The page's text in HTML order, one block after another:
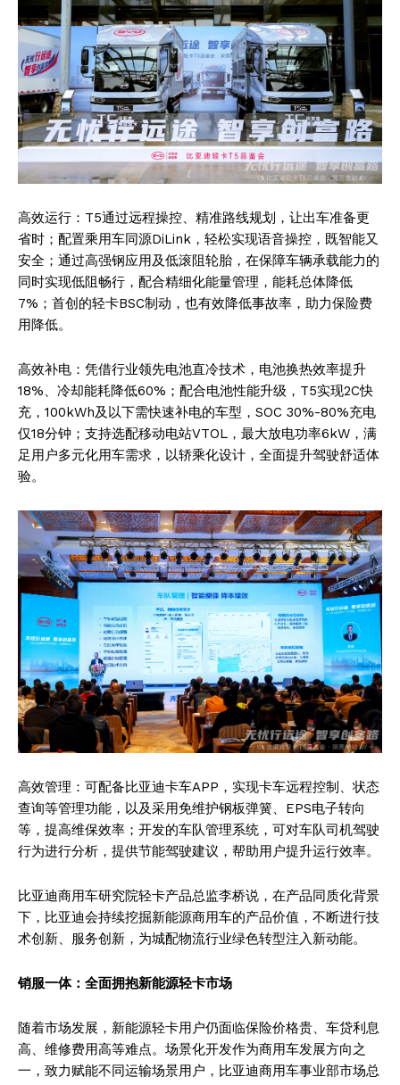
高效运行：T5通过远程操控、精准路线规划，让出车准备更
省时；配置乘用车同源DiLink，轻松实现语音操控，既智能又
安全；通过高强钢应用及低滚阻轮胎，在保障车辆承载能力的
同时实现低阻畅行，配合精细化能量管理，能耗总体降低
7%；首创的轻卡BSC制动，也有效降低事故率，助力保险费
用降低。
高效补电：凭借行业领先电池直冷技术，电池换热效率提升
18%、冷却能耗降低60%；配合电池性能升级，T5实现2C快
充，100kWh及以下需快速补电的车型，SOC 30%-80%充电
仅18分钟；支持选配移动电站VTOL，最大放电功率6kW，满
足用户多元化用车需求，以轿乘化设计，全面提升驾驶舒适体
验。
高效管理：可配备比亚迪卡车APP，实现卡车远程控制、状态
查询等管理功能，以及采用免维护钢板弹簧、EPS电子转向
等，提高维保效率；开发的车队管理系统，可对车队司机驾驶
行为进行分析，提供节能驾驶建议，帮助用户提升运行效率。
比亚迪商用车研究院轻卡产品总监李桥说，在产品同质化背景
下，比亚迪会持续挖掘新能源商用车的产品价值，不断进行技
术创新、服务创新，为城配物流行业绿色转型注入新动能。
销服一体：全面拥抱新能源轻卡市场
随着市场发展，新能源轻卡用户仍面临保险价格贵、车贷利息
高、维修费用高等难点。场景化开发作为商用车发展方向之
一，致力赋能不同运输场景用户，比亚迪商用车事业部市场总